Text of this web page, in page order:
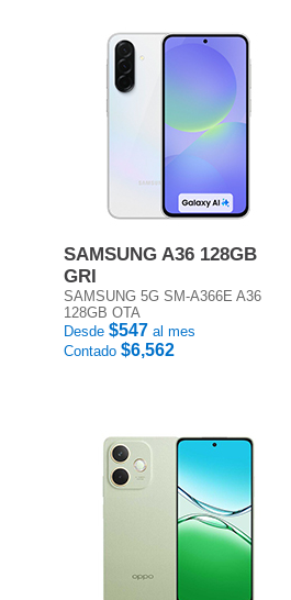
SAMSUNG A36 128GB
GRI
SAMSUNG 5G SM-A366E A36
128GB OTA
Desde $547 al mes
Contado $6,562